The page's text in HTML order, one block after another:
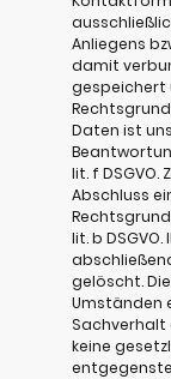
Anliegens
damit
gespeichert
Daten ist
lit. f
Abschluss
lit. b
gelöscht.
Umständen
Sachverhalt
keine